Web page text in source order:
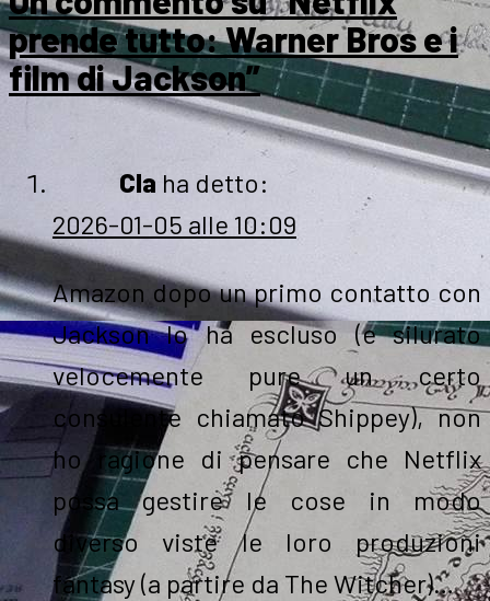
prende tutto: Warner Bros e i
film di Jackson”
Cla ha detto:
2026-01-05 alle 10:09
Amazon dopo un primo contatto con
Jackson lo ha escluso (e silurato
velocemente pure un certo
consulente chiamato Shippey), non
ho ragione di pensare che Netflix
possa gestire le cose in modo
diverso viste le loro produzioni
fantasy (a partire da The Witcher)…